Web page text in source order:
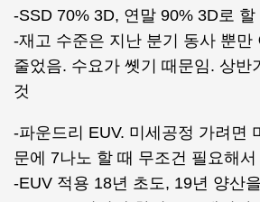
-SSD 70% 3D, 연말 90% 3D로 할
-재고 수준은 지난 분기 동사 뿐만
줄었음. 수요가 쏏기 때문임. 상반
것
-파운드리 EUV. 미세공정 가려면
문에 7나노 할 때 무조건 필요해
-EUV 적용 18년 초도, 19년 양산